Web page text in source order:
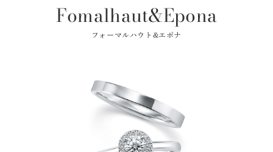
Fomalhaut&Epona
フォーマルハウト&エポナ